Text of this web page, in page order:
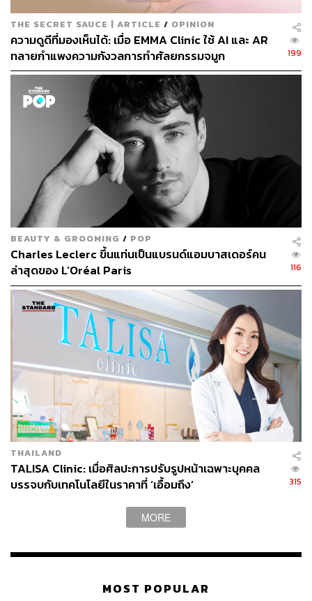
1-2 ครั้ง หรือเฉพาะช่วงที่รู้สึกว่าผิวแห้งเป็นพิเศษ
ความสะอาด: ต้องมั่นใจว่าผิวหน้าสะอาดจริงๆ ก่อน
ทำการ Slugging เพื่อไม่ให้เป็นการกักเก็บสิ่งสกปรก
และแบคทีเรียไว้ใต้ชั้นเคลือบผิว
จากข้อมูลทั้งหมดนี้จะเห็นว่าเทรนด์ Slugging ผิวเป็นเทคนิค
การดูแลผิวที่เน้นการล็อกความชุ่มชื้นขั้นสุด เหมาะสำหรับผู้
ที่มีผิวแห้งหรือต้องการฟื้นฟูผิวให้กลับมาแข็งแรงอิ่มน้ำ
อย่างไรก็ตาม สิ่งสำคัญคือการทำความเข้าใจสภาพผิวของ
ตนเองและเลือกใช้วิธีการดูแลผิวที่เหมาะสม หากคุณมีผิวมัน
หรือมีแนวโน้มเป็นสิวง่าย ควรหลีกเลี่ยงหรือปรึกษาผู้
เชี่ยวชาญด้านผิวก่อนลองเทรนด์นี้
THE SECRET SAUCE | ARTICLE / OPINION
ความดูดีที่มองเห็นได้: เมื่อ EMMA Clinic ใช้ AI และ AR
ทลายกำแพงความกังวลการทำศัลยกรรมจมูก
199
BEAUTY & GROOMING / POP
Charles Leclerc ขึ้นแท่นเป็นแบรนด์แอมบาสเดอร์คน
ล่าสุดของ L’Oréal Paris
116
THAILAND
TALISA Clinic: เมื่อศิลปะการปรับรูปหน้าเฉพาะบุคคล
บรรจบกับเทคโนโลยีในราคาที่ ‘เอื้อมถึง’
315
MORE
MOST POPULAR